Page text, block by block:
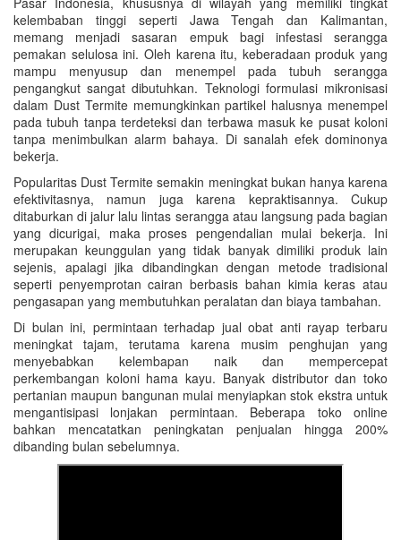
kelembaban tinggi seperti Jawa Tengah dan Kalimantan,
memang menjadi sasaran empuk bagi infestasi serangga
pemakan selulosa ini. Oleh karena itu, keberadaan produk yang
mampu menyusup dan menempel pada tubuh serangga
pengangkut sangat dibutuhkan. Teknologi formulasi mikronisasi
dalam Dust Termite memungkinkan partikel halusnya menempel
pada tubuh tanpa terdeteksi dan terbawa masuk ke pusat koloni
tanpa menimbulkan alarm bahaya. Di sanalah efek dominonya
bekerja.
Popularitas Dust Termite semakin meningkat bukan hanya karena
efektivitasnya, namun juga karena kepraktisannya. Cukup
ditaburkan di jalur lalu lintas serangga atau langsung pada bagian
yang dicurigai, maka proses pengendalian mulai bekerja. Ini
merupakan keunggulan yang tidak banyak dimiliki produk lain
sejenis, apalagi jika dibandingkan dengan metode tradisional
seperti penyemprotan cairan berbasis bahan kimia keras atau
pengasapan yang membutuhkan peralatan dan biaya tambahan.
Di bulan ini, permintaan terhadap jual obat anti rayap terbaru
meningkat tajam, terutama karena musim penghujan yang
menyebabkan kelembapan naik dan mempercepat
perkembangan koloni hama kayu. Banyak distributor dan toko
pertanian maupun bangunan mulai menyiapkan stok ekstra untuk
mengantisipasi lonjakan permintaan. Beberapa toko online
bahkan mencatatkan peningkatan penjualan hingga 200%
dibanding bulan sebelumnya.